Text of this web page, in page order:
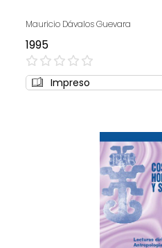
Mauricio Dávalos Guevara
1995
0%
Impreso